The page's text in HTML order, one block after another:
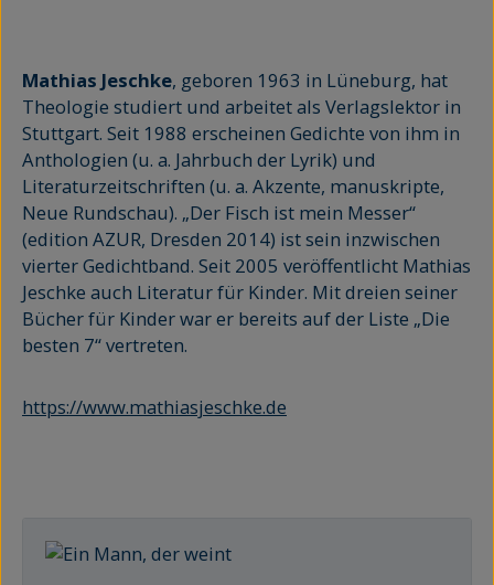
Mathias Jeschke, geboren 1963 in Lüneburg, hat
Theologie studiert und arbeitet als Verlagslektor in
Stuttgart. Seit 1988 erscheinen Gedichte von ihm in
Anthologien (u. a. Jahrbuch der Lyrik) und
Literaturzeitschriften (u. a. Akzente, manuskripte,
Neue Rundschau). „Der Fisch ist mein Messer“
(edition AZUR, Dresden 2014) ist sein inzwischen
vierter Gedichtband. Seit 2005 veröffentlicht Mathias
Jeschke auch Literatur für Kinder. Mit dreien seiner
Bücher für Kinder war er bereits auf der Liste „Die
besten 7“ vertreten.
https://www.mathiasjeschke.de